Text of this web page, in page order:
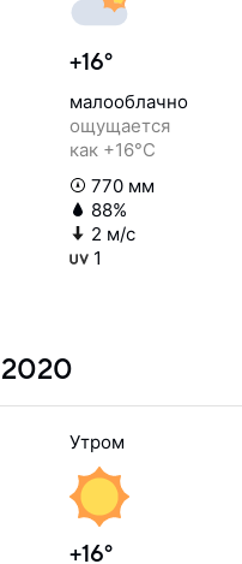
+16°
малооблачно
ощущается
как +16°C
770 мм
88%
2 м/с
1
2020
Утром
+16°